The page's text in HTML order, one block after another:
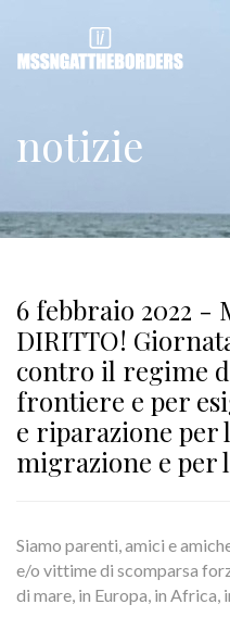
notizie
6 febbraio 2022 -
DIRITTO!
contro il regime
frontiere e per
e riparazione per
migrazione e per
Siamo parenti, amici e
e/o vittime di scomparsa
di mare, in Europa, in Africa,